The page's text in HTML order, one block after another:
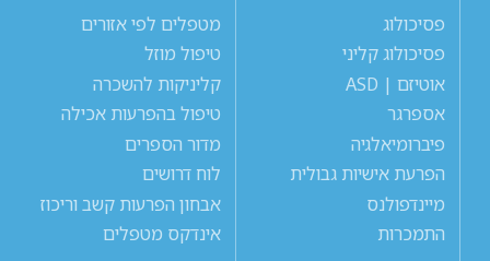
פסיכולוג
פסיכולוג קליני
אוטיזם | ASD
אספרגר
פיברומיאלגיה
הפרעת אישיות גבולית
מיינדפולנס
התמכרות
מטפלים לפי אזורים
טיפול מוזל
קליניקות להשכרה
טיפול בהפרעות אכילה
מדור הספרים
לוח דרושים
אבחון הפרעות קשב וריכוז
אינדקס מטפלים